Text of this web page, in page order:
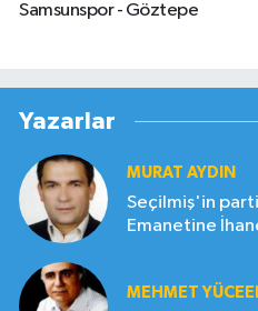
Samsunspor - Göztepe
Yazarlar
MURAT AYDIN
Seçilmiş'in
Emanetine
MEHMET